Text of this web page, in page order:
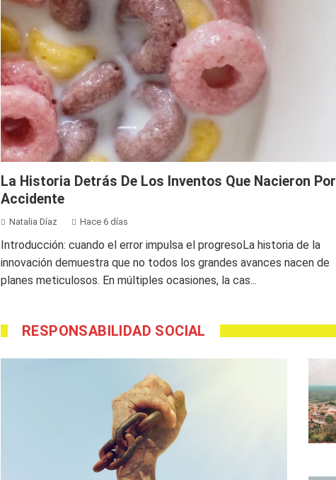
La Historia Detrás De Los Inventos Que Nacieron Por
Accidente
Natalia Díaz Hace 6 días
Introducción: cuando el error impulsa el progresoLa historia de la
innovación demuestra que no todos los grandes avances nacen de
planes meticulosos. En múltiples ocasiones, la cas...
RESPONSABILIDAD SOCIAL